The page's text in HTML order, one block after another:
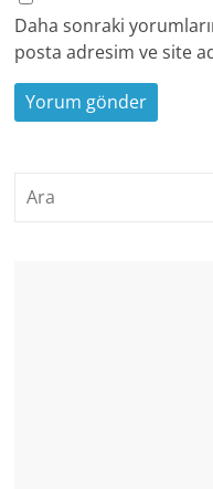
Daha sonraki
posta adresim ve site